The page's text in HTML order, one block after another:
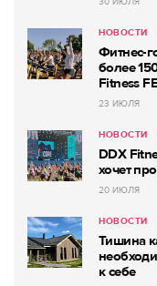
НОВОСТИ
Фитнес-
более
Fitness
23 ИЮЛЯ
НОВОСТИ
DDX
хочет
20 ИЮЛЯ
НОВОСТИ
Тишина
к себе